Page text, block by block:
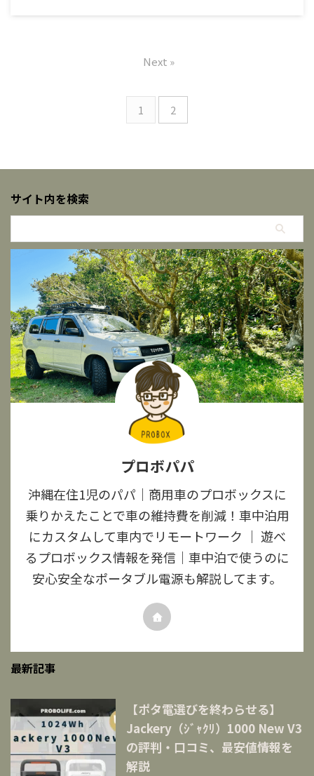
1 2
Next »
サイト内を検索
プロボパパ
沖縄在住1児のパパ｜商用車のプロボックスに
乗りかえたことで車の維持費を削減！車中泊用
にカスタムして車内でリモートワーク ｜ 遊べ
るプロボックス情報を発信｜車中泊で使うのに
安心安全なポータブル電源も解説してます。
最新記事
【ポタ電選びを終わらせる】
Jackery（ｼﾞｬｸﾘ）1000 New V3
の評判・口コミ、最安値情報を
解説